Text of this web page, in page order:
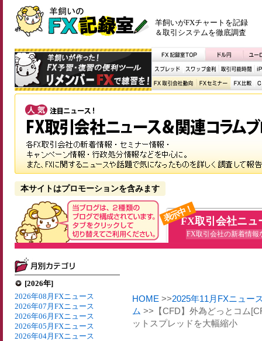
羊飼いがFXチャートを記録
＆取引システムを徹底調査
本サイトはプロモーションを含みます
表示中！FX取引会社ニュ
FX取引会社の新着情報
[2026年]
2026年08月FXニュース
2026年07月FXニュース
2026年06月FXニュース
2026年05月FXニュース
2026年04月FXニュース
HOME >>2025年11月FXニュー
ム >>【CFD】外為どっとコム
ットスプレッドを大幅縮小